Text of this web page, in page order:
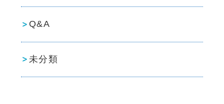
Q&A
未分類